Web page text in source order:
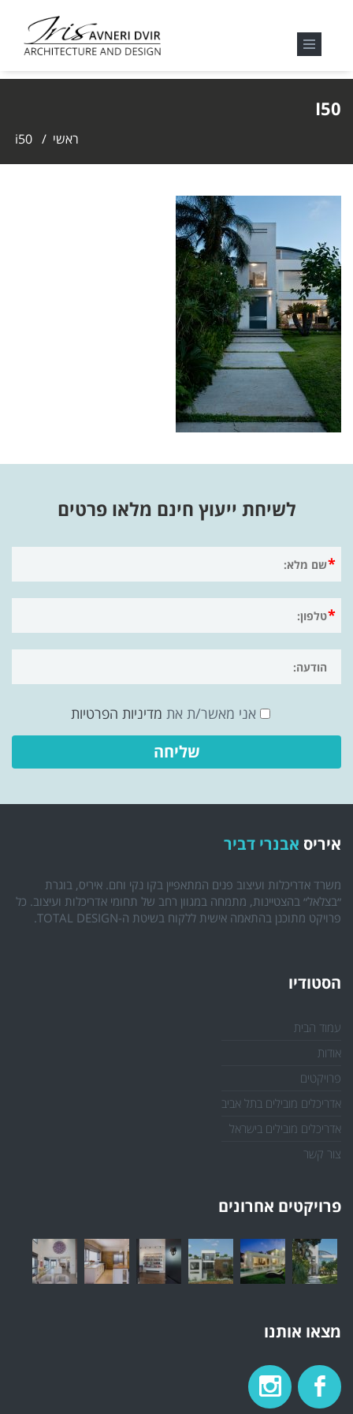
I50
ראשי /
i50
לשיחת ייעוץ חינם מלאו פרטים
אני מאשר/ת את מדיניות הפרטיות
איריס אבנרי דביר
משרד אדריכלות ועיצוב פנים המתאפיין בקו נקי וחם. איריס, בוגרת
״בצלאל״ בהצטיינות, מתמחה במגוון רחב של תחומי אדריכלות ועיצוב. כל
פרויקט מתוכנן בהתאמה אישית ללקוח בשיטת ה-TOTAL DESIGN.
הסטודיו
עמוד הבית
אודות
פרויקטים
אדריכלים מובילים בתל אביב
אדריכלים מובילים בישראל
צור קשר
פרויקטים אחרונים
מצאו אותנו